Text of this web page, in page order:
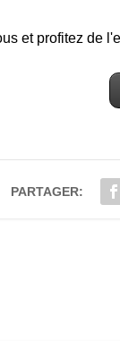
et profitez de
PARTAGER: